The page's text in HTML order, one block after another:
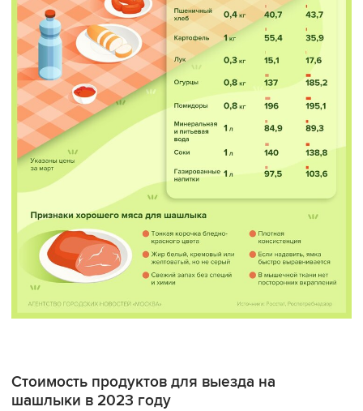
Стоимость продуктов для выезда на
шашлыки в 2023 году